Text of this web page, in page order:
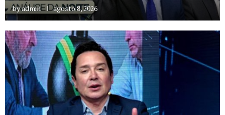
byadmin agosto 8, 2026